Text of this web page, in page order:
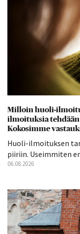
Milloin huoli-
ilmoituksia tehdään
Kokosimme
Huoli-ilmoituksen
piiriin. Useimmiten
06.08.2026